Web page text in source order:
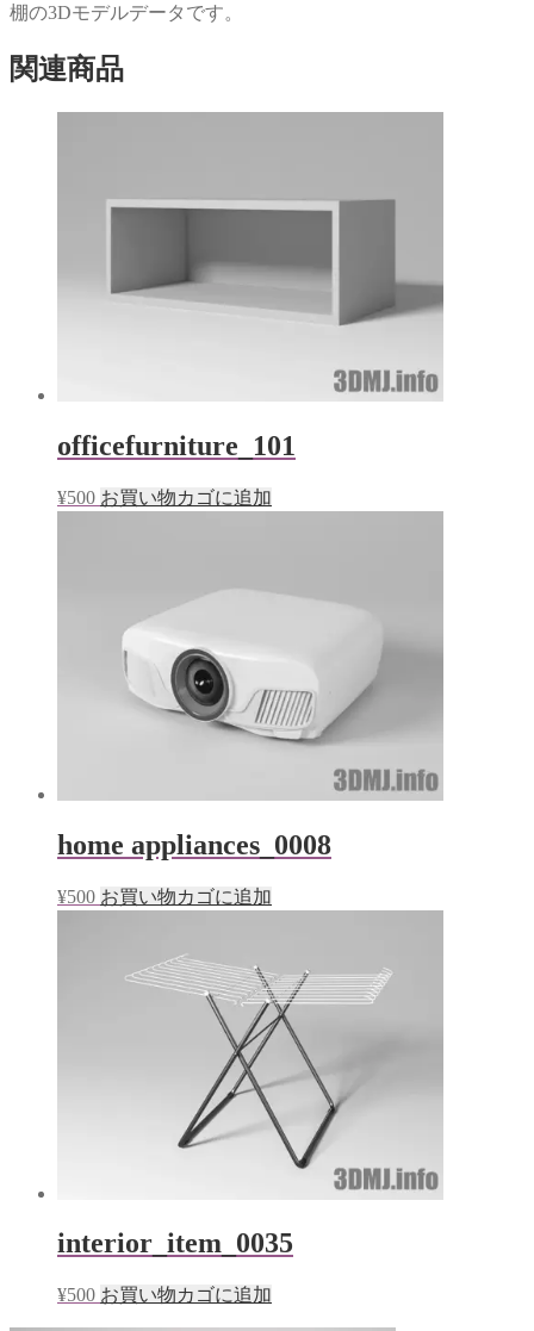
い
ウ
ン
ド
ウ
開
し
て
だ
さ
い
し
ウ
で
棚の3Dモデルデータです。
関連商品
officefurniture_101
¥500 お買い物カゴに追加
home appliances_0008
¥500 お買い物カゴに追加
interior_item_0035
¥500 お買い物カゴに追加